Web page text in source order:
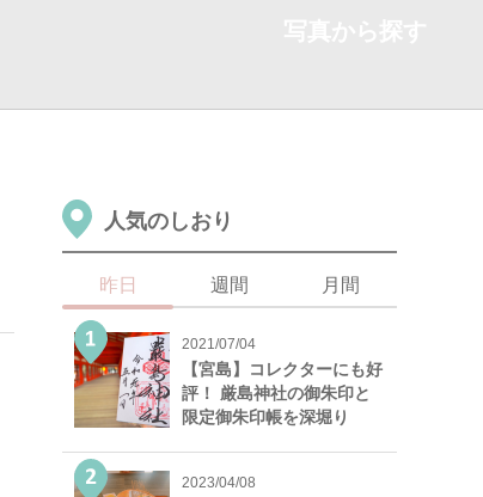
人気のしおり
昨日 週間 月間
2021/07/04
【宮島】コレクターにも好
評！ 厳島神社の御朱印と
限定御朱印帳を深堀り
2023/04/08